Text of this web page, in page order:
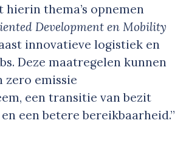
hierin thema’s opnemen
Development en Mobility
innovatieve logistiek en
Deze maatregelen kunnen
zero emissie
een transitie van bezit
een betere bereikbaarheid.”